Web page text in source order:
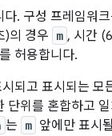
다. 구성 프레임워
)의 경우 m , 시간
를 허용합니다.
되고 표시되는 모
단위를 혼합하고
는 m 앞에만 표시